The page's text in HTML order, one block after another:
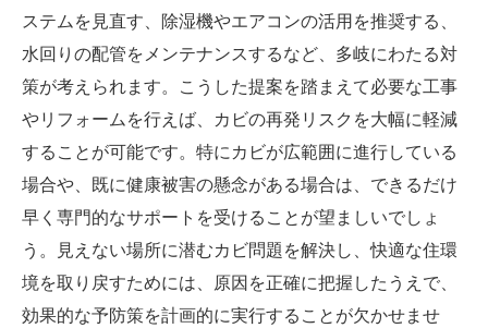
ステムを見直す、除湿機やエアコンの活用を推奨する、
水回りの配管をメンテナンスするなど、多岐にわたる対
策が考えられます。こうした提案を踏まえて必要な工事
やリフォームを行えば、カビの再発リスクを大幅に軽減
することが可能です。特にカビが広範囲に進行している
場合や、既に健康被害の懸念がある場合は、できるだけ
早く専門的なサポートを受けることが望ましいでしょ
う。見えない場所に潜むカビ問題を解決し、快適な住環
境を取り戻すためには、原因を正確に把握したうえで、
効果的な予防策を計画的に実行することが欠かせませ